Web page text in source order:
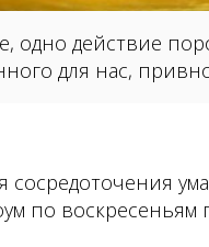
одно действие
для нас,
по